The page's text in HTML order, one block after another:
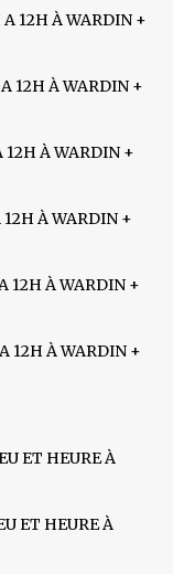
12H À WARDIN +
12H À WARDIN +
À WARDIN +
À WARDIN +
12H À WARDIN +
12H À WARDIN +
ET HEURE À
ET HEURE À